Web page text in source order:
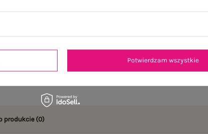
produkcie (0)
Potwierdzam wszystkie